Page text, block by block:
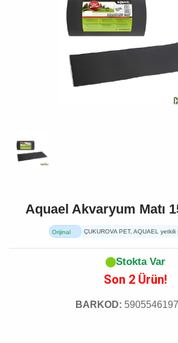
Aquael Akvaryum Matı
Orijinal
ÇUKUROVA PET, AQUAEL yetkili
Stokta Var
Son 2 Ürün!
BARKOD: